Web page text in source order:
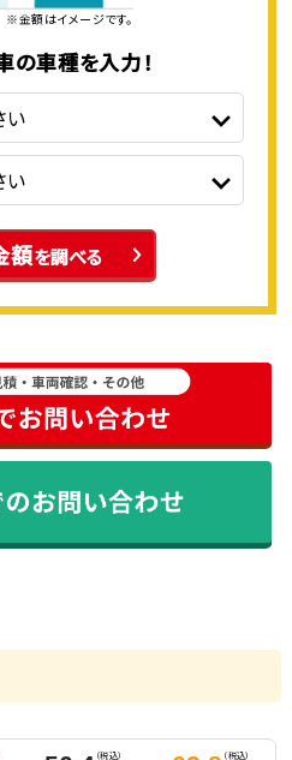
※金額はイメージです。
の車種を入力！
額を調べる
（税込） （税込）